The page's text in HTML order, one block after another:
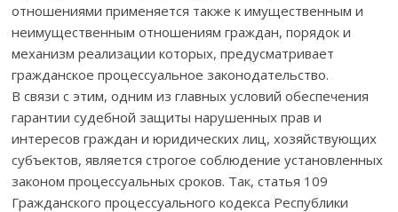
отношениями применяется также к имущественным и
неимущественным отношениям граждан, порядок и
механизм реализации которых, предусматривает
гражданское процессуальное законодательство.
В связи с этим, одним из главных условий обеспечения
гарантии судебной защиты нарушенных прав и
интересов граждан и юридических лиц, хозяйствующих
субъектов, является строгое соблюдение установленных
законом процессуальных сроков. Так, статья 109
Гражданского процессуального кодекса Республики